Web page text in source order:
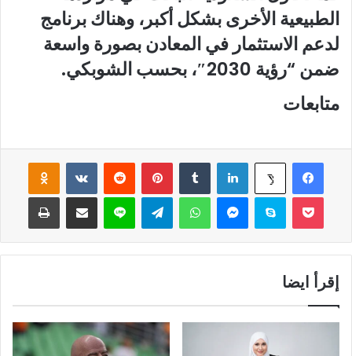
الطبيعية الأخرى بشكل أكبر، وهناك برنامج
لدعم الاستثمار في المعادن بصورة واسعة
ضمن “رؤية 2030″، بحسب الشوبكي.
متابعات
فيسبوك ‫X لينكدإن بينتيريست
سكايب واتساب لاين
إقرأ ايضا